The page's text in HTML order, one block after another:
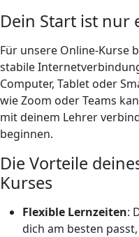
Dein Start ist nur
Für unsere Online-Kurse
stabile
Computer, Tablet oder
wie Zoom oder Teams
mit deinem Lehrer
beginnen.
Die Vorteile
Kurses
Flexible Lernzeiten:
dich am besten